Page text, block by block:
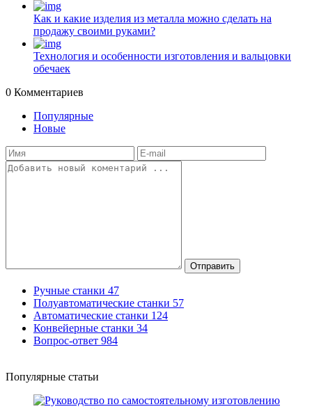
Как и какие изделия из металла можно сделать на
продажу своими руками?
Технология и особенности изготовления и вальцовки
обечаек
0 Комментариев
Популярные
Новые
Отправить
Ручные станки 47
Полуавтоматические станки 57
Автоматические станки 124
Конвейерные станки 34
Вопрос-ответ 984
Популярные статьи